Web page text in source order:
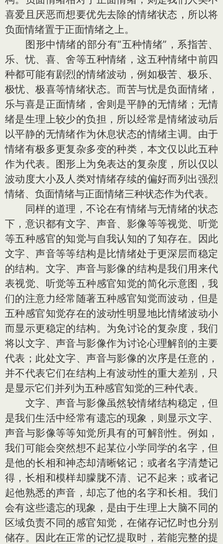
喜爱且厌恶而想要优先去除的情绪状态，所以将
负面情绪置于正面情绪之上。
图形中情绪的部分有“五种情绪”，系指苦、
乐、忧、喜、舍等五种情绪，这五种情绪中前四
种都可能有剧烈的情绪波动，例如极苦、极乐、
极忧、极喜等情绪状态。而苦与忧是负面情绪，
乐与喜是正面情绪，舍则是平静的无情绪；无情
绪是生理上较少的负担，所以经常是情绪波动后
以平静的无情绪作为休息状态的情绪主调。由于
情绪有极多更复杂多变的种类，本文仅以此五种
作为代表。图形上为免表达的复杂度，所以仅以
波动度大小及人类对情绪存续的偏好而列出强烈
情绪、负面情绪与正面情绪三种状态作为代表。
同样的道理，不论在有情绪与无情绪的状态
下，意识都有文字、声音、影像等等视觉、听觉
等五种感官的知觉与自我认知的了知存在。因此
文字、声音等等结构是比情绪处于更深层而稳定
的结构。文字、声音与影像的结构是我们用来代
表视觉、听觉等五种感官知觉的简化示意图，我
们的注意力经常随著五种感官知觉而波动，但是
五种感官知觉存在的波动性明显地比情绪波动小
而显示更稳定的结构。为免讨论的复杂度，我们
将以文字、声音与影像作为讨论心理解剖的主要
代表；此处文字、声音与影像的次序是任意的，
并不代表它们在结构上有波动性的重大差别，只
是显示它们并列为五种感官知觉的三种代表。
文字、声音与影像虽然较情绪结构稳定，但
是我们生活中经常有遗忘的现象，则显示文字、
声音与影像等等知觉所具有的可解剖性。例如，
我们可能会突然想不起某位小学同学的名字，但
是他的长相和神态却清晰铭记；或者名字清楚记
得，长相和模样却朦胧不清、记不起来；或者记
起他熟悉的声音，却忘了他的名字和长相。我们
会有这些遗忘的现象，是由于生理上大脑不同的
区域负责不同的感官知觉，在储存记忆时也分别
储存。因此在正常的记忆提取时，若能完整的提